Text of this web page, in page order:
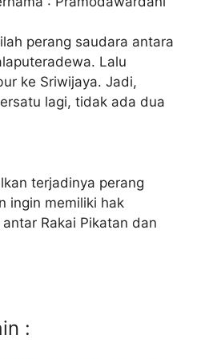
perang saudara antara
Lalu
ke Sriwijaya. Jadi,
lagi, tidak ada dua
terjadinya perang
ingin memiliki hak
Rakai Pikatan dan
: